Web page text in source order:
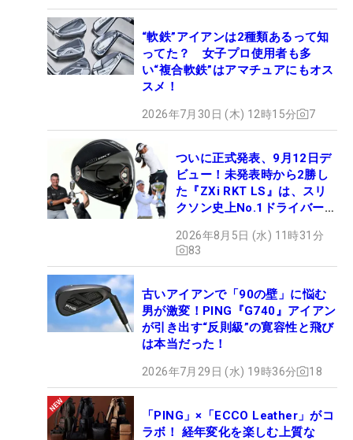
“軟鉄”アイアンは2種類あるって知
ってた？ 女子プロ使用者も多
い“複合軟鉄”はアマチュアにもオス
スメ！
2026年7月30日 (木) 12時15分 7
ついに正式発表、9月12日デ
ビュー！未発表時から2勝し
た『ZXi RKT LS』は、スリ
クソン史上No.1ドライバー!?
2026年8月5日 (水) 11時31分
83
古いアイアンで「90の壁」に悩む
男が激変！PING『G740』アイアン
が引き出す“反則級”の寛容性と飛び
は本当だった！
2026年7月29日 (水) 19時36分 18
「PING」×「ECCO Leather」がコ
ラボ！ 経年変化を楽しむ上質な